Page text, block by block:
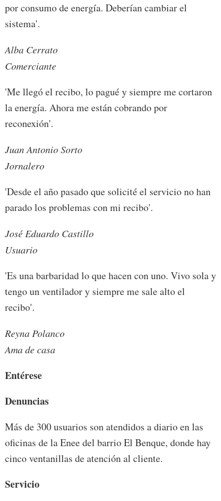
por consumo de energía. Deberían cambiar el
sistema'.
Alba Cerrato
Comerciante
'Me llegó el recibo, lo pagué y siempre me cortaron
la energía. Ahora me están cobrando por
reconexión'.
Juan Antonio Sorto
Jornalero
'Desde el año pasado que solicité el servicio no han
parado los problemas con mi recibo'.
José Eduardo Castillo
Usuario
'Es una barbaridad lo que hacen con uno. Vivo sola y
tengo un ventilador y siempre me sale alto el
recibo'.
Reyna Polanco
Ama de casa
Entérese
Denuncias
Más de 300 usuarios son atendidos a diario en las
oficinas de la Enee del barrio El Benque, donde hay
cinco ventanillas de atención al cliente.
Servicio